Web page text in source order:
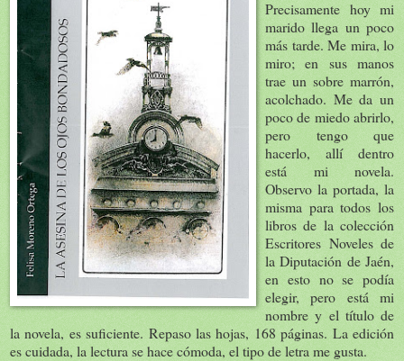
Precisamente hoy mi
marido llega un poco
más tarde. Me mira, lo
miro; en sus manos
trae un sobre marrón,
acolchado. Me da un
poco de miedo abrirlo,
pero tengo que
hacerlo, allí dentro
está mi novela.
Observo la portada, la
misma para todos los
libros de la colección
Escritores Noveles de
la Diputación de Jaén,
en esto no se podía
elegir, pero está mi
nombre y el título de
la novela, es suficiente. Repaso las hojas, 168 páginas. La edición
es cuidada, la lectura se hace cómoda, el tipo de letra me gusta.